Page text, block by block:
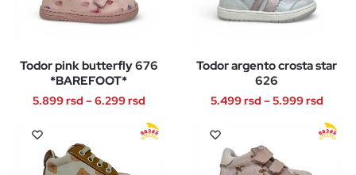
više
varijanti.
mogu
biti
izabrane
stranici
proizvoda.
više
varijanti.
mogu
biti
izabrane
stranici
proizvoda.
Todor pink butterfly 676
*BAREFOOT*
5.899rsd –6.299rsdRaspon
od
proizvod
ima
Todor argento crosta star
626
5.499rsd –5.999rsd
od
proizvod
ima